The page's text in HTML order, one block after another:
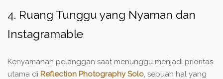
4. Ruang Tunggu yang Nyaman dan
Instagramable
Kenyamanan pelanggan saat menunggu menjadi prioritas
utama di Reflection Photography Solo, sebuah hal yang